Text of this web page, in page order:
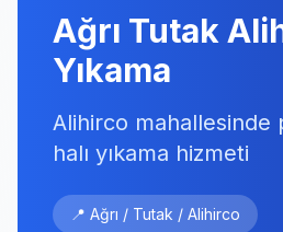
Ağrı Tutak
Yıkama
Alihirco mahallesinde
halı yıkama hizmeti
📍 Ağrı / Tutak / Alihirco